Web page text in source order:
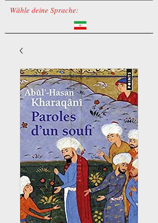
Wähle deine Sprache: